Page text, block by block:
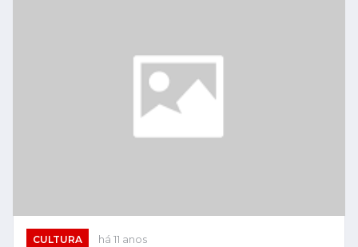
CULTURA há 11 anos